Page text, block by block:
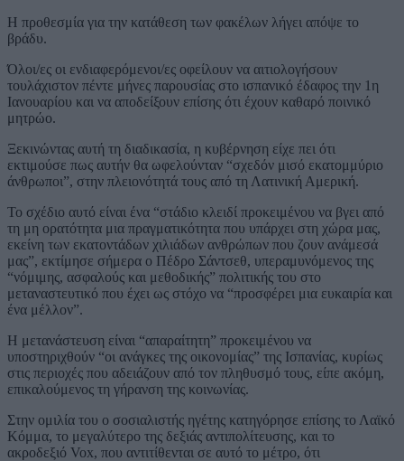
Η προθεσμία για την κατάθεση των φακέλων λήγει απόψε το
βράδυ.
Όλοι/ες οι ενδιαφερόμενοι/ες οφείλουν να αιτιολογήσουν
τουλάχιστον πέντε μήνες παρουσίας στο ισπανικό έδαφος την 1η
Ιανουαρίου και να αποδείξουν επίσης ότι έχουν καθαρό ποινικό
μητρώο.
Ξεκινώντας αυτή τη διαδικασία, η κυβέρνηση είχε πει ότι
εκτιμούσε πως αυτήν θα ωφελούνταν “σχεδόν μισό εκατομμύριο
άνθρωποι”, στην πλειονότητά τους από τη Λατινική Αμερική.
Το σχέδιο αυτό είναι ένα “στάδιο κλειδί προκειμένου να βγει από
τη μη ορατότητα μια πραγματικότητα που υπάρχει στη χώρα μας,
εκείνη των εκατοντάδων χιλιάδων ανθρώπων που ζουν ανάμεσά
μας”, εκτίμησε σήμερα ο Πέδρο Σάντσεθ, υπεραμυνόμενος της
“νόμιμης, ασφαλούς και μεθοδικής” πολιτικής του στο
μεταναστευτικό που έχει ως στόχο να “προσφέρει μια ευκαιρία και
ένα μέλλον”.
Η μετανάστευση είναι “απαραίτητη” προκειμένου να
υποστηριχθούν “οι ανάγκες της οικονομίας” της Ισπανίας, κυρίως
στις περιοχές που αδειάζουν από τον πληθυσμό τους, είπε ακόμη,
επικαλούμενος τη γήρανση της κοινωνίας.
Στην ομιλία του ο σοσιαλιστής ηγέτης κατηγόρησε επίσης το Λαϊκό
Κόμμα, το μεγαλύτερο της δεξιάς αντιπολίτευσης, και το
ακροδεξιό Vox, που αντιτίθενται σε αυτό το μέτρο, ότι